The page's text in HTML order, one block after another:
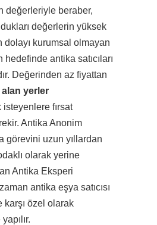
değerleriyle beraber,
değerlerin yüksek
kurumsal olmayan
antika satıcıları
Değerinden az fiyattan
yerler
fırsat
Antika Anonim
görevini uzun yıllardan
olarak yerine
Antika Eksperi
antika eşya satıcısı
karşı özel olarak